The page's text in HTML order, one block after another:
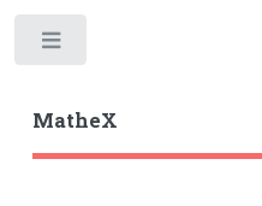
MatheX